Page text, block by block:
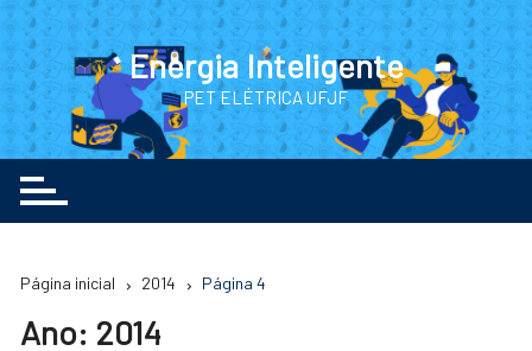
Ir
para
o
conteúdo
Energia Inteligente
PET ELÉTRICA UFJF
Página inicial 2014 Página 4
Ano: 2014